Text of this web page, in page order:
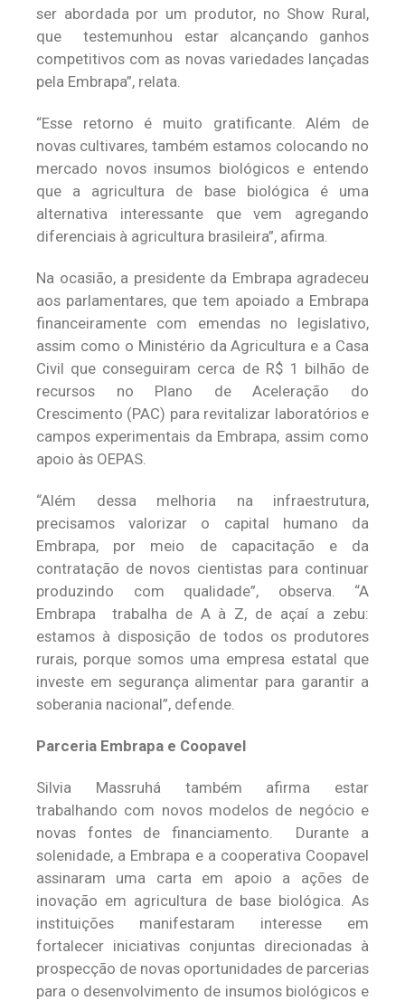
ser abordada por um produtor, no Show Rural,
que testemunhou estar alcançando ganhos
competitivos com as novas variedades lançadas
pela Embrapa”, relata.
“Esse retorno é muito gratificante. Além de
novas cultivares, também estamos colocando no
mercado novos insumos biológicos e entendo
que a agricultura de base biológica é uma
alternativa interessante que vem agregando
diferenciais à agricultura brasileira”, afirma.
Na ocasião, a presidente da Embrapa agradeceu
aos parlamentares, que tem apoiado a Embrapa
financeiramente com emendas no legislativo,
assim como o Ministério da Agricultura e a Casa
Civil que conseguiram cerca de R$ 1 bilhão de
recursos no Plano de Aceleração do
Crescimento (PAC) para revitalizar laboratórios e
campos experimentais da Embrapa, assim como
apoio às OEPAS.
“Além dessa melhoria na infraestrutura,
precisamos valorizar o capital humano da
Embrapa, por meio de capacitação e da
contratação de novos cientistas para continuar
produzindo com qualidade”, observa. “A
Embrapa trabalha de A à Z, de açaí a zebu:
estamos à disposição de todos os produtores
rurais, porque somos uma empresa estatal que
investe em segurança alimentar para garantir a
soberania nacional”, defende.
Parceria Embrapa e Coopavel
Silvia Massruhá também afirma estar
trabalhando com novos modelos de negócio e
novas fontes de financiamento. Durante a
solenidade, a Embrapa e a cooperativa Coopavel
assinaram uma carta em apoio a ações de
inovação em agricultura de base biológica. As
instituições manifestaram interesse em
fortalecer iniciativas conjuntas direcionadas à
prospecção de novas oportunidades de parcerias
para o desenvolvimento de insumos biológicos e